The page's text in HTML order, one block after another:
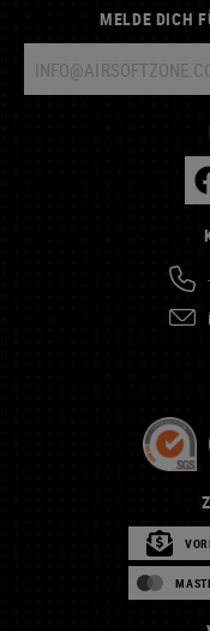
MELDE DICH